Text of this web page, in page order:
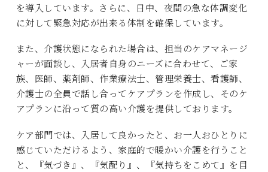
を導入しています。さらに、日中、夜間の急な体調変化
に対して緊急対応が出来る体制を確保しています。
また、介護状態になられた場合は、担当のケアマネージ
ャーが面談し、入居者自身のニーズに合わせて、ご家
族、医師、薬剤師、作業療法士、管理栄養士、看護師、
介護士の全員で話し合ってケアプランを作成し、そのケ
アプランに沿って質の高い介護を提供しております。
ケア部門では、入居して良かったと、お一人おひとりに
感じていただけるよう、家庭的で暖かい介護を行うこと
と、『気づき』、『気配り』、『気持ちをこめて』を目